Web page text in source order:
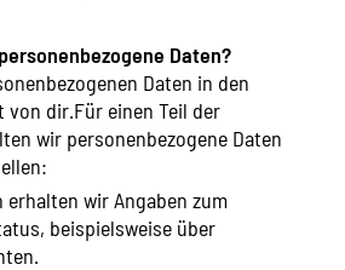
Daten?
Daten in den
von dir.Für einen Teil der
wir personenbezogene Daten
erhalten wir Angaben zum
beispielsweise über